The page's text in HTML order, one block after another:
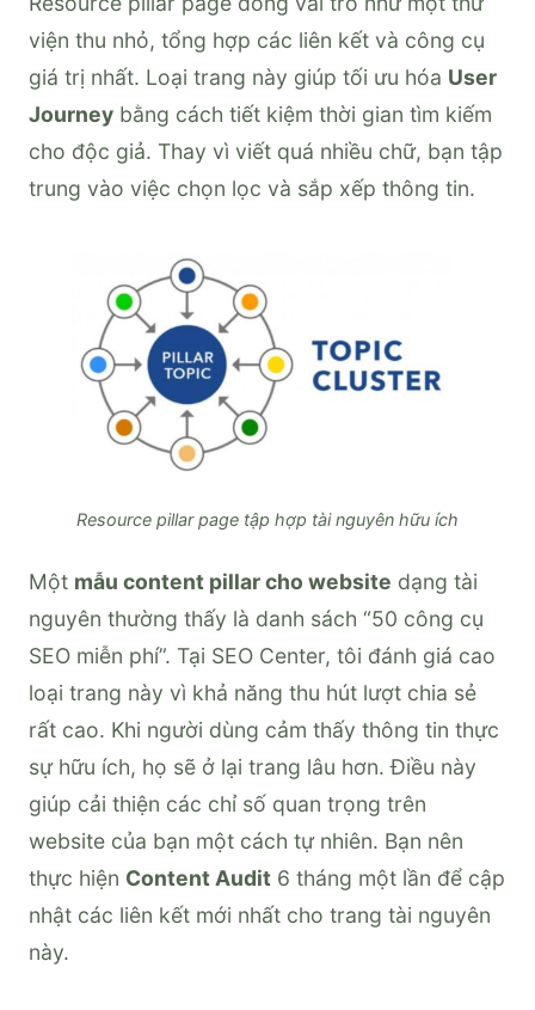
viện thu nhỏ, tổng hợp các liên kết và công cụ
giá trị nhất. Loại trang này giúp tối ưu hóa User
Journey bằng cách tiết kiệm thời gian tìm kiếm
cho độc giả. Thay vì viết quá nhiều chữ, bạn tập
trung vào việc chọn lọc và sắp xếp thông tin.
Resource pillar page tập hợp tài nguyên hữu ích
Một mẫu content pillar cho website dạng tài
nguyên thường thấy là danh sách “50 công cụ
SEO miễn phí”. Tại SEO Center, tôi đánh giá cao
loại trang này vì khả năng thu hút lượt chia sẻ
rất cao. Khi người dùng cảm thấy thông tin thực
sự hữu ích, họ sẽ ở lại trang lâu hơn. Điều này
giúp cải thiện các chỉ số quan trọng trên
website của bạn một cách tự nhiên. Bạn nên
thực hiện Content Audit 6 tháng một lần để cập
nhật các liên kết mới nhất cho trang tài nguyên
này.